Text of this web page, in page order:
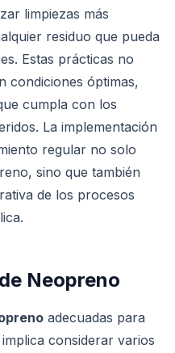
limpiezas más
residuo que pueda
Estas prácticas no
condiciones óptimas,
cumpla con los
La implementación
regular no solo
sino que también
de los procesos
Neopreno
adecuadas para
considerar varios